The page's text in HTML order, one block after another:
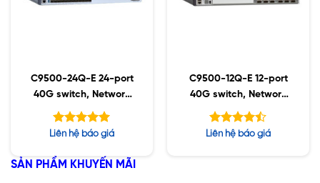
C9500-24Q-E 24-port
40G switch, Network
Essentials
Được xếp
5 sao
Liên hệ báo giá
C9500-12Q-E 12-port
40G switch, Network
Essentials
Được xếp
Liên hệ báo giá
SẢN PHẨM KHUYẾN MÃI